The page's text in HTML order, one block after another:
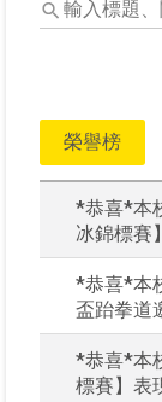
榮譽榜
*恭喜*本
冰錦標賽
*恭喜*本
盃跆拳道
*恭喜*本
標賽】表